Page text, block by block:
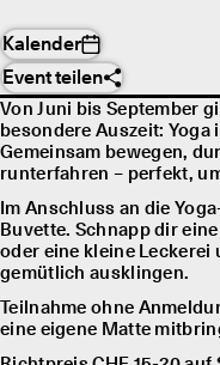
Kalender
Event teilen
Von Juni bis September
besondere Auszeit:
Gemeinsam bewegen,
runterfahren – perfekt,
Im Anschluss an die
Buvette. Schnapp dir
oder eine kleine Leckerei
gemütlich ausklingen.
Teilnahme ohne
eine eigene Matte